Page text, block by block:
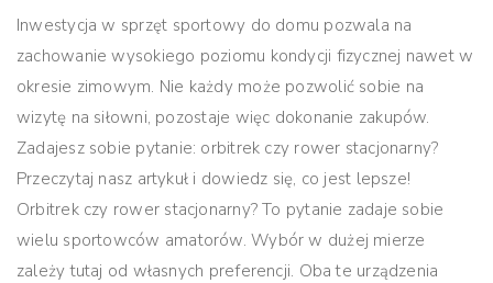
Inwestycja w sprzęt sportowy do domu pozwala na
zachowanie wysokiego poziomu kondycji fizycznej nawet w
okresie zimowym. Nie każdy może pozwolić sobie na
wizytę na siłowni, pozostaje więc dokonanie zakupów.
Zadajesz sobie pytanie: orbitrek czy rower stacjonarny?
Przeczytaj nasz artykuł i dowiedz się, co jest lepsze!
Orbitrek czy rower stacjonarny? To pytanie zadaje sobie
wielu sportowców amatorów. Wybór w dużej mierze
zależy tutaj od własnych preferencji. Oba te urządzenia